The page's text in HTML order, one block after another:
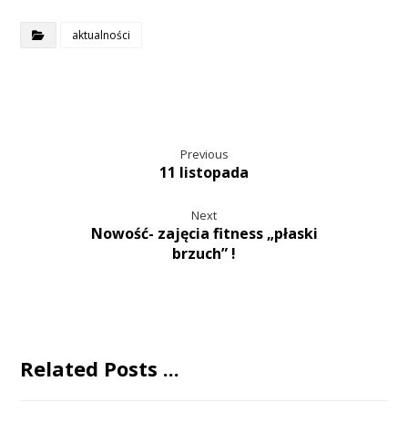
aktualności
Previous
11 listopada
Next
Nowość- zajęcia fitness „płaski
brzuch” !
Related Posts ...